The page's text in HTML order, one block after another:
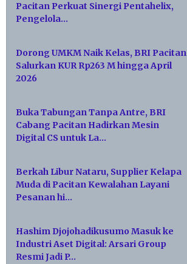
Pacitan Perkuat Sinergi Pentahelix,
Pengelola…
Dorong UMKM Naik Kelas, BRI Pacitan
Salurkan KUR Rp263 M hingga April
2026
Buka Tabungan Tanpa Antre, BRI
Cabang Pacitan Hadirkan Mesin
Digital CS untuk La…
Berkah Libur Nataru, Supplier Kelapa
Muda di Pacitan Kewalahan Layani
Pesanan hi…
Hashim Djojohadikusumo Masuk ke
Industri Aset Digital: Arsari Group
Resmi Jadi P…